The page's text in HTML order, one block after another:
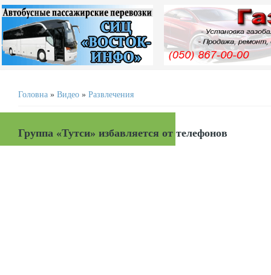
Головна » Видео » Развлечения
Группа «Тутси» избавляется от телефонов